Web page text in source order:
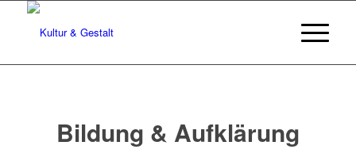
Bildung & Aufklärung